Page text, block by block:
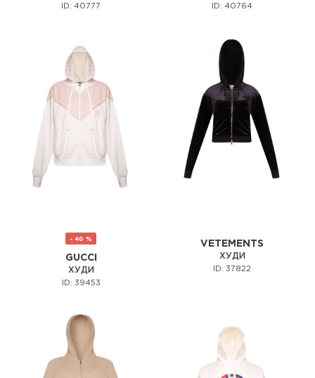
ID: 40777 ID: 40764
- 40 %
GUCCI
ХУДИ
ID: 39453
VETEMENTS
ХУДИ
ID: 37822